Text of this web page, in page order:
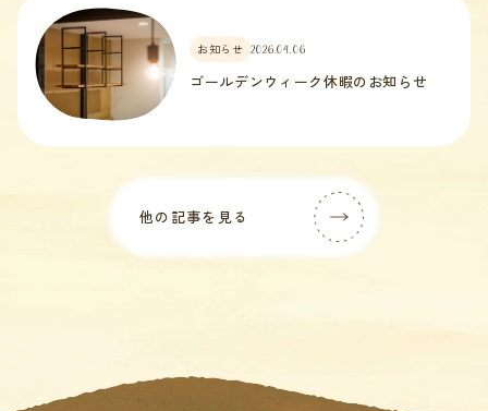
お知らせ 2026.04.06
ゴールデンウィーク休暇のお知らせ
他の記事を見る